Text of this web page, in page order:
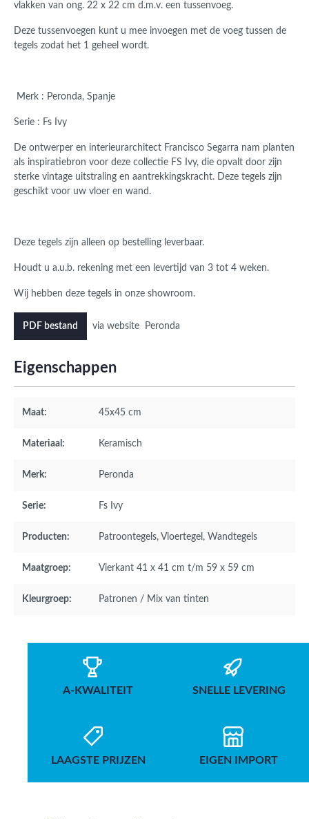
vlakken van ong. 22 x 22 cm d.m.v. een tussenvoeg.
Deze tussenvoegen kunt u mee invoegen met de voeg tussen de
tegels zodat het 1 geheel wordt.
Merk : Peronda, Spanje
Serie : Fs Ivy
De ontwerper en interieurarchitect Francisco Segarra nam planten
als inspiratiebron voor deze collectie FS Ivy, die opvalt door zijn
sterke vintage uitstraling en aantrekkingskracht. Deze tegels zijn
geschikt voor uw vloer en wand.
Deze tegels zijn alleen op bestelling leverbaar.
Houdt u a.u.b. rekening met een levertijd van 3 tot 4 weken.
Wij hebben deze tegels in onze showroom.
PDF bestand via website Peronda
Eigenschappen
Maat: 45x45 cm
Materiaal: Keramisch
Merk: Peronda
Serie: Fs Ivy
Producten: Patroontegels, Vloertegel , Wandtegels
Maatgroep: Vierkant 41 x 41 cm t/m 59 x 59 cm
Kleurgroep: Patronen / Mix van tinten
A-KWALITEIT SNELLE LEVERING
LAAGSTE PRIJZEN EIGEN IMPORT